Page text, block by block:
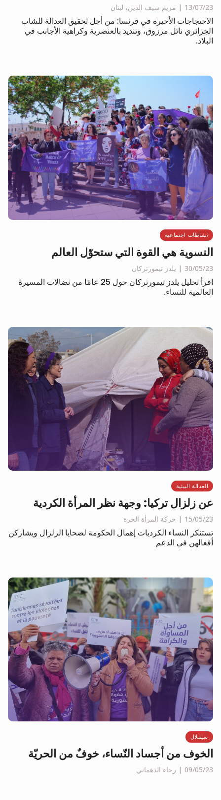
13/07/23 مريم سيف الدين، لبنان
الاحتجاجات الأخيرة في فرنسا: من أجل تحقيق العدالة للشاب
الجزائري نائل مرزوق، وتنديد بالعنصرية وكراهية الأجانب في
البلاد.
نشاطات اجتماعية
النسوية هي القوة التي ستحوّل العالم
30/05/23 يلدز تيمورتركان
اقرأ تحليل يلدز تيمورتركان حول 25 عامًا من نضالات المسيرة
العالمية للنساء.
العدالة البيئية
عن زلزال تركيا: وجهة نظر المرأة الكردية
15/05/23 حركة المرأة الحرة
تستنكر النساء الكرديات إهمال الحكومة لضحايا الزلزال ويشاركن
أفعالهن في الدعم
ِستِقلال
الخوف من أجساد النّساء، خوفٌ من الحريّة
09/05/23 رجاء الدهماني